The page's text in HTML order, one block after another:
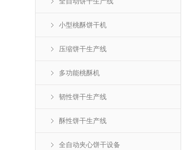
小型桃酥饼干机
压缩饼干生产线
多功能桃酥机
韧性饼干生产线
酥性饼干生产线
全自动夹心饼干设备